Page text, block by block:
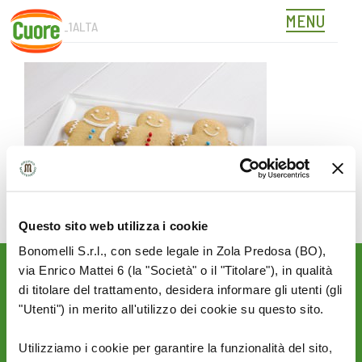
Questo sito web utilizza i cookie
Bonomelli S.r.l., con sede legale in Zola Predosa (BO),
via Enrico Mattei 6 (la "Società" o il "Titolare"), in qualità
di titolare del trattamento, desidera informare gli utenti (gli
"Utenti") in merito all'utilizzo dei cookie su questo sito.
Utilizziamo i cookie per garantire la funzionalità del sito,
Skip
content
MENU
344315_1ALTA
Rimani aggiornato sulle
novità del mondo Cuore: